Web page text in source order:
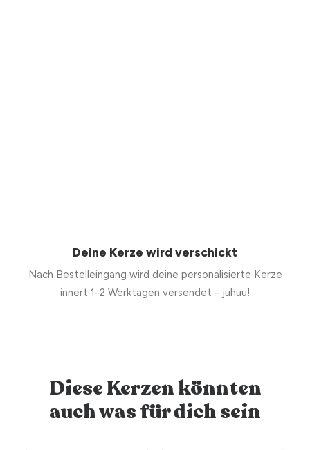
Deine Kerze wird verschickt
Nach Bestelleingang wird deine personalisierte Kerze
innert 1-2 Werktagen versendet - juhuu!
Diese Kerzen könnten
auch was für dich sein